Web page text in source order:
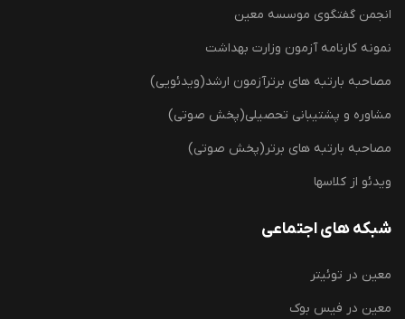
انجمن گفتگوی موسسه معین
نمونه کارنامه آزمون وزارت بهداشت
مصاحبه بارتبه های برترآزمون ارشد(ویدئویی)
مشاوره و پشتیبانی تحصیلی(پخش صوتی)
مصاحبه بارتبه های برتر(پخش صوتی)
ویدئو از کلاسها
شبکه های اجتماعی
معین در توئیتر
معین در فیس بوک